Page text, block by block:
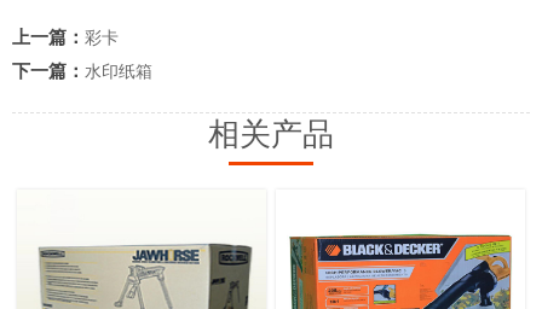
联系我们
上一篇： 彩卡
下一篇： 水印纸箱
相关产品